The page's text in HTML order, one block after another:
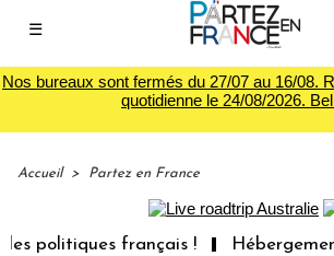
☰
Nos bureaux sont fermés du 27/07 au 16/08.
quotidienne le 24/08/2026.
Accueil > Partez en France
français ! Hébergement non